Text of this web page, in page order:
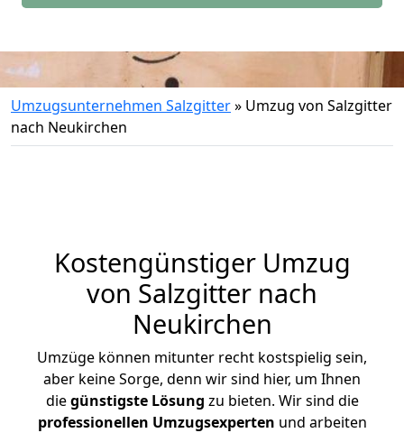
Umzugsunternehmen Salzgitter» Umzug von Salzgitter
nach Neukirchen
Kostengünstiger Umzug
von Salzgitter nach
Neukirchen
Umzüge können mitunter recht kostspielig sein,
aber keine Sorge, denn wir sind hier, um Ihnen
diegünstigste Lösung zu bieten. Wir sind die
professionellen Umzugsexperten und arbeiten